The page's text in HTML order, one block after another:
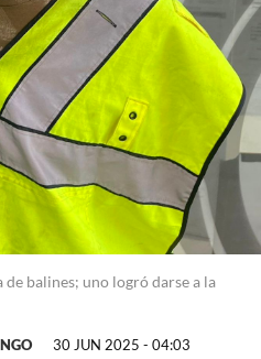
balines; uno logró darse a la
30 JUN 2025 - 04:03